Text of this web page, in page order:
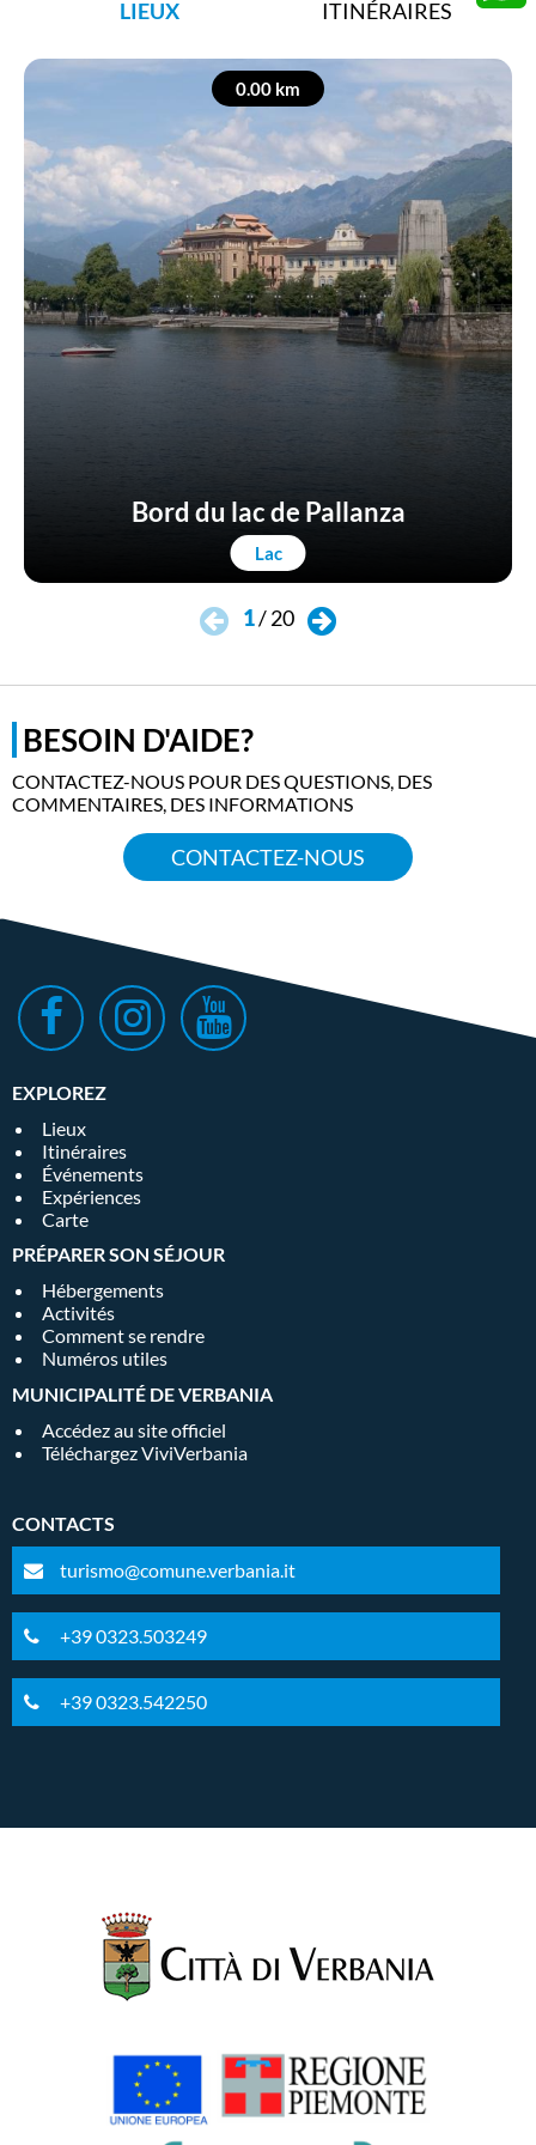
LIEUX ITINÉRAIRES
0.00 km
Lac
Bord du lac de Pallanza
1/20
BESOIN D'AIDE?
CONTACTEZ-NOUS POUR DES QUESTIONS, DES
COMMENTAIRES, DES INFORMATIONS
CONTACTEZ-NOUS
EXPLOREZ
Lieux
Itinéraires
Événements
Expériences
Carte
PRÉPARER SON SÉJOUR
Hébergements
Activités
Comment se rendre
Numéros utiles
MUNICIPALITÉ DE VERBANIA
Accédez au site officiel
Téléchargez ViviVerbania
CONTACTS
turismo@comune.verbania.it
+39 0323.503249
+39 0323.542250